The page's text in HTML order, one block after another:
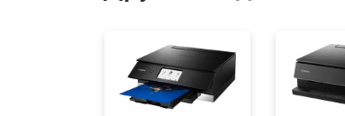
Замена печатной головки